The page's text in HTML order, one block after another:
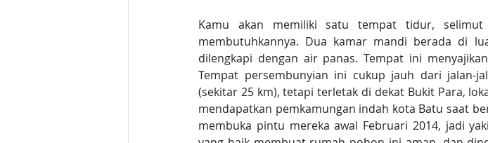
Kamu akan memiliki satu tempat tidur,
membutuhkannya. Dua kamar mandi berada di
dilengkapi dengan air panas. Tempat ini
Tempat persembunyian ini cukup jauh dari jalan-
(sekitar 25 km), tetapi terletak di dekat Bukit Para,
mendapatkan pemkamungan indah kota Batu saat
membuka pintu mereka awal Februari 2014, jadi